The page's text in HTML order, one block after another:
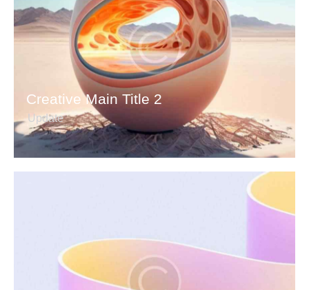
Creative Main Title 2
Update